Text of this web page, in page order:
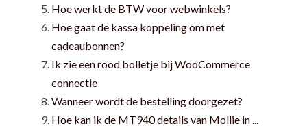
Hoe werkt de BTW voor webwinkels?
Hoe gaat de kassa koppeling om met
cadeaubonnen?
Ik zie een rood bolletje bij WooCommerce
connectie
Wanneer wordt de bestelling doorgezet?
Hoe kan ik de MT940 details van Mollie in ...